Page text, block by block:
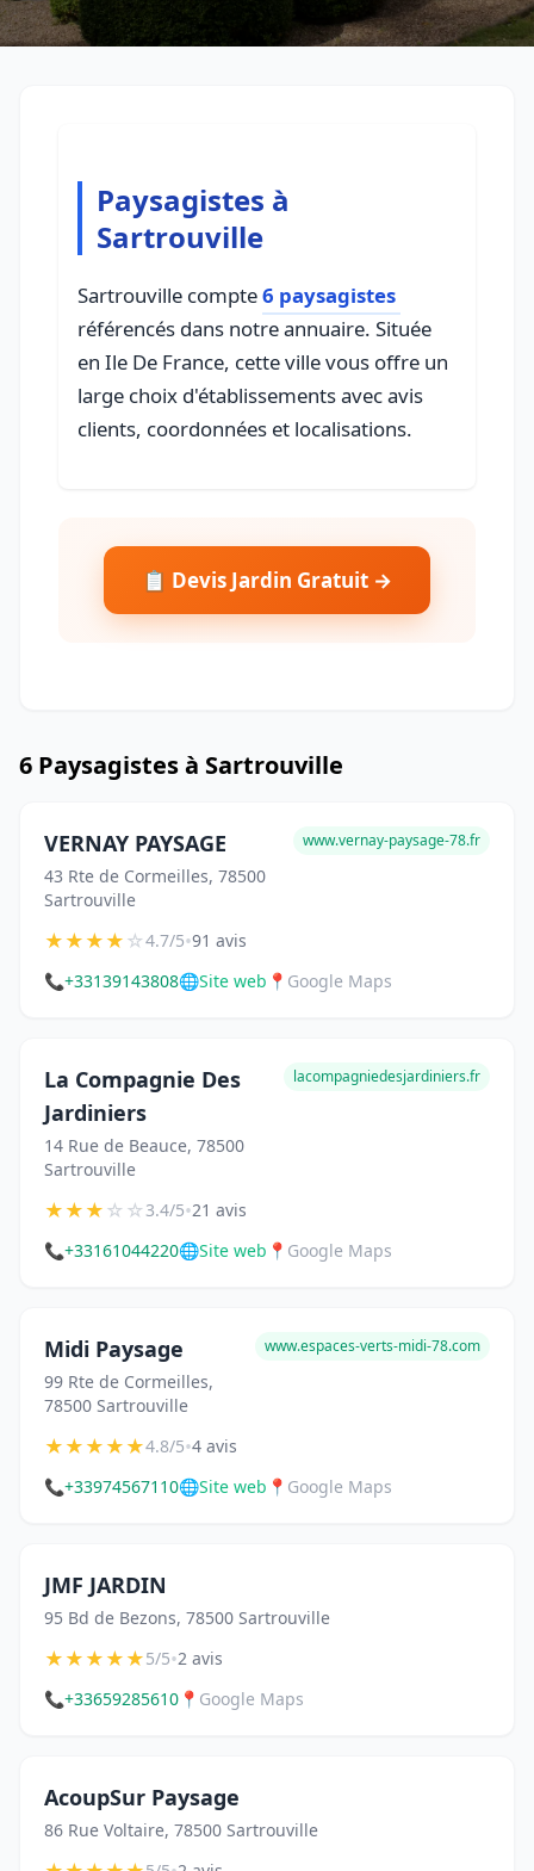
Paysagistes à
Sartrouville
Sartrouville compte6 paysagistes
référencés dans notre annuaire. Située
en Ile De France, cette ville vous offre un
large choix d'établissements avec avis
clients, coordonnées et localisations.
📋 Devis Jardin Gratuit →
6 Paysagistes à Sartrouville
VERNAY PAYSAGE
43 Rte de Cormeilles, 78500
Sartrouville
www.vernay-paysage-78.fr
★★★★☆4.7/5•91 avis
📞+33139143808🌐Site web 📍 Google Maps
La Compagnie Des
Jardiniers
14 Rue de Beauce, 78500
Sartrouville
lacompagniedesjardiniers.fr
★★★☆☆3.4/5•21 avis
📞+33161044220🌐Site web 📍 Google Maps
Midi Paysage
99 Rte de Cormeilles,
78500 Sartrouville
www.espaces-verts-midi-78.com
★★★★★4.8/5•4 avis
📞+33974567110🌐Site web 📍 Google Maps
JMF JARDIN
95 Bd de Bezons, 78500 Sartrouville
★★★★★5/5•2 avis
📞+33659285610 📍 Google Maps
AcoupSur Paysage
86 Rue Voltaire, 78500 Sartrouville